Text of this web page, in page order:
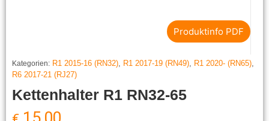
Produktinfo PDF
Kategorien: R1 2015-16 (RN32), R1 2017-19 (RN49), R1 2020- (RN65),
R6 2017-21 (RJ27)
Kettenhalter R1 RN32-65